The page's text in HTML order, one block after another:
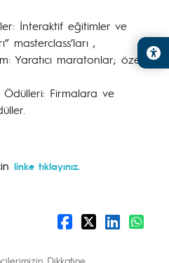
İnteraktif eğitimler ve
masterclass’ları ,
Yaratıcı maratonlar; özel
Firmalara ve
linke tıklayınız.
Dikkatine